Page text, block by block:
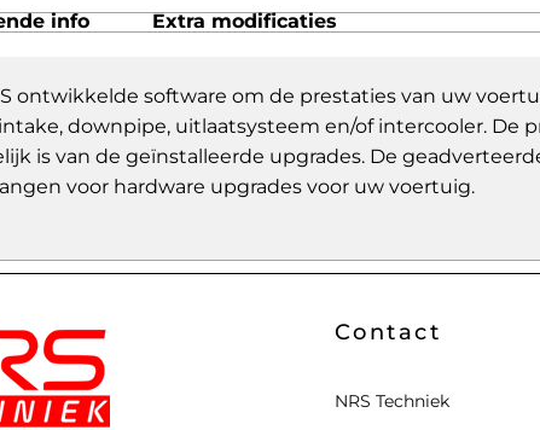
info Extra modificaties
ontwikkelde software om de prestaties van uw
downpipe, uitlaatsysteem en/of intercooler.
is van de geïnstalleerde upgrades. De
voor hardware upgrades voor uw voertuig.
Contact
NRS Techniek